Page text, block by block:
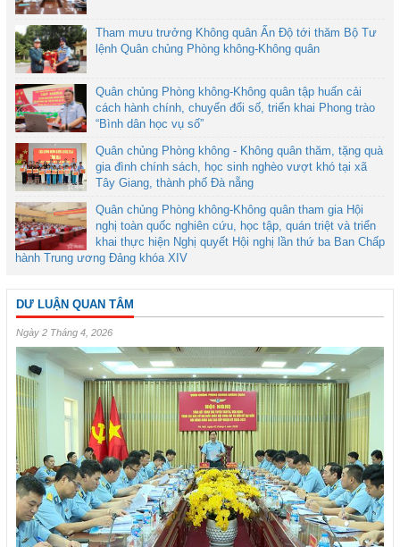
Tham mưu trưởng Không quân Ấn Độ tới thăm Bộ Tư
lệnh Quân chủng Phòng không-Không quân
Quân chủng Phòng không-Không quân tập huấn cải
cách hành chính, chuyển đổi số, triển khai Phong trào
“Bình dân học vụ số”
Quân chủng Phòng không - Không quân thăm, tặng quà
gia đình chính sách, học sinh nghèo vượt khó tại xã
Tây Giang, thành phố Đà nẵng
Quân chủng Phòng không-Không quân tham gia Hội
nghị toàn quốc nghiên cứu, học tập, quán triệt và triển
khai thực hiện Nghị quyết Hội nghị lần thứ ba Ban Chấp
hành Trung ương Đảng khóa XIV
DƯ LUẬN QUAN TÂM
Ngày 2 Tháng 4, 2026